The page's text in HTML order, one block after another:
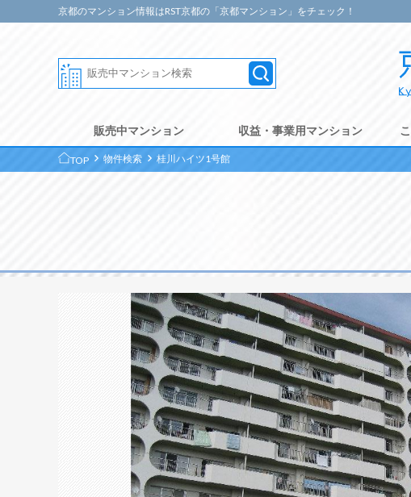
京都のマンション情報はRST京都の「京都マンション」をチェック！
販売中マンション 収益・事業用マンション
TOP 物件検索 桂川ハイツ1号館